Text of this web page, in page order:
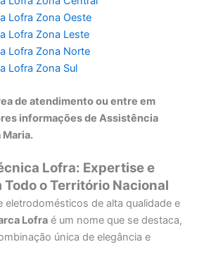
Lofra Zona Oeste
Lofra Zona Leste
Lofra Zona Norte
Lofra Zona Sul
de atendimento ou entre em
informações de Assistência
Lofra: Expertise e
Todo o Território Nacional
eletrodomésticos de alta qualidade e
Lofra é um nome que se destaca,
única de elegância e